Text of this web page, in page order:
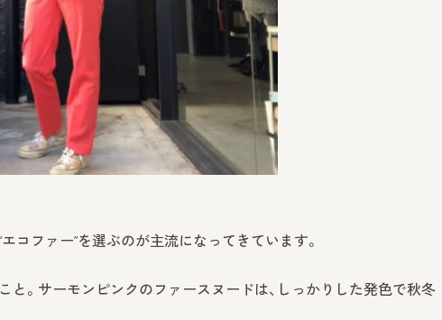
コファー”を選ぶのが主流になってきています。
と。サーモンピンクのファースヌードは、しっかりした発色で秋冬